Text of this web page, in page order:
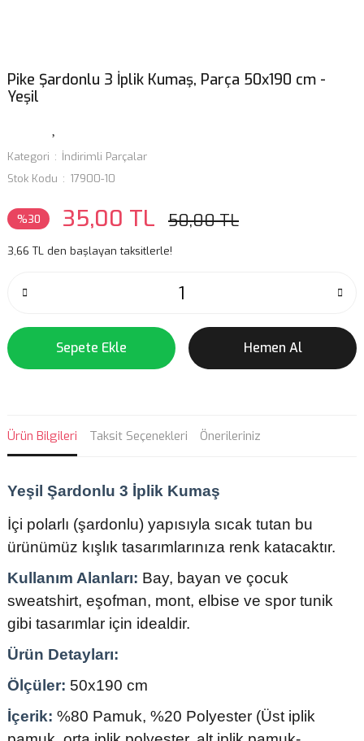
Pike Şardonlu 3 İplik Kumaş, Parça 50x190 cm -
Yeşil
Kategori
İndirimli Parçalar
Stok Kodu
17900-10
%30 35,00 TL 50,00 TL
3,66 TL den başlayan taksitlerle!
Sepete Ekle Hemen Al
Ürün Bilgileri Taksit Seçenekleri Önerileriniz
Yeşil Şardonlu 3 İplik Kumaş
İçi polarlı (şardonlu) yapısıyla sıcak tutan bu
ürünümüz kışlık tasarımlarınıza renk katacaktır.
Kullanım Alanları: Bay, bayan ve çocuk
sweatshirt, eşofman, mont, elbise ve spor tunik
gibi tasarımlar için idealdir.
Ürün Detayları:
Ölçüler: 50x190 cm
İçerik: %80 Pamuk, %20 Polyester (Üst iplik